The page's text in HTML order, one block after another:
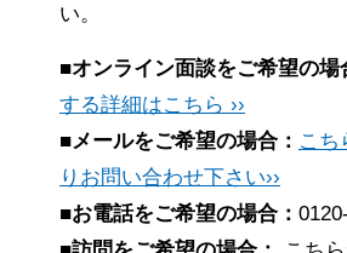
い。
■オンライン面談をご希望の場
する詳細はこちら ››
■メールをご希望の場合： こち
りお問い合わせ下さい››
■お電話をご希望の場合：